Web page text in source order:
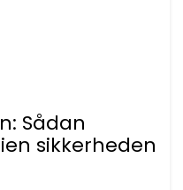
Sådan
sikkerheden